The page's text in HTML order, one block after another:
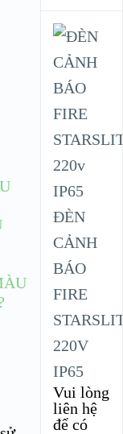
ĐÈN
CẢNH
BÁO
FIRE
220V
IP65
Vui lòng
liên hệ
để có